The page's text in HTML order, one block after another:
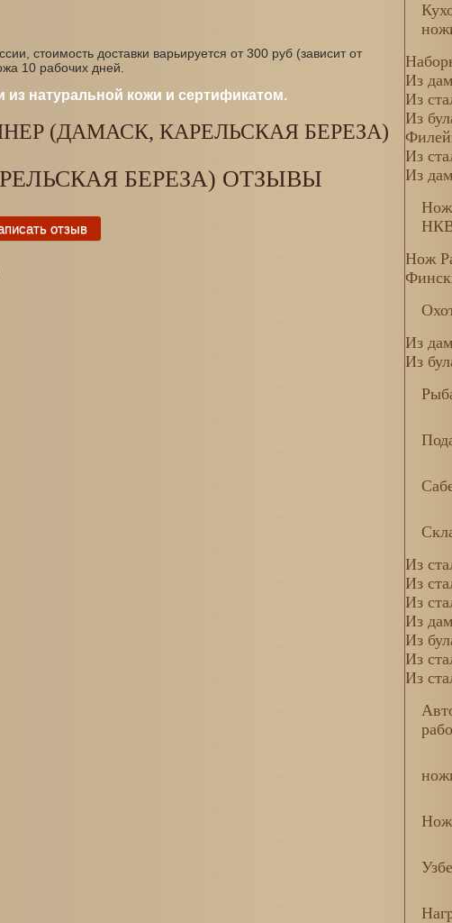
стоимость доставки варьируется от 300 руб (зависит от
10 рабочих дней.
натуральной кожи и сертификатом.
(ДАМАСК, КАРЕЛЬСКАЯ БЕРЕЗА)
БЕРЕЗА) ОТЗЫВЫ
Из
Из
Из
Из
Из
Нож
Из
Из
Из
Из
Из
Из
Из
Из
Из